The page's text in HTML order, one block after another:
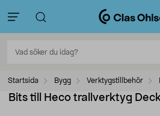
Startsida Bygg Verktygstillbehör
Bits till Heco trallverktyg